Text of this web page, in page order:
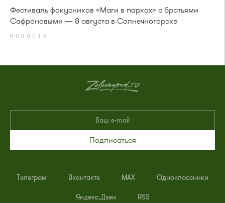
Фестиваль фокусников «Маги в парках» с братьями
Сафроновыми — 8 августа в Солнечногорске
НОВОСТИ
Подписаться
Телеграм Вконтакте MAX Одноклассники
Яндекс.Дзен RSS